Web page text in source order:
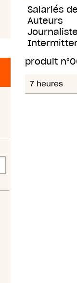
Salariés
Auteurs
produit n°
7 heures